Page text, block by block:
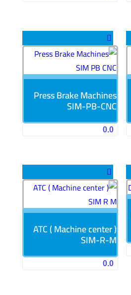
Press Brake Machines
SIM-PB-CNC
0.0
ATC ( Machine center )
SIM-R-M
0.0